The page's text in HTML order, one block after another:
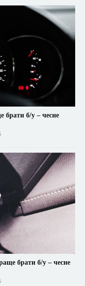
б/у – чесне
брати б/у – чесне